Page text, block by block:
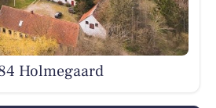
Holmegaard